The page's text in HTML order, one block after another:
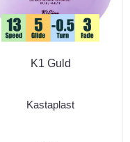
K1 Guld
Kastaplast